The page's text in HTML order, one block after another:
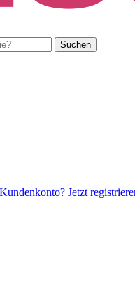
Suchen
Jetzt